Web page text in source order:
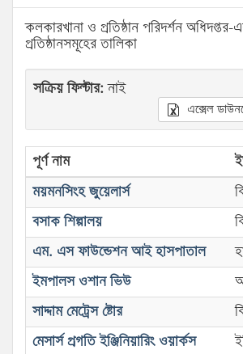
কলকারখানা ও প্রতিষ্ঠান পরিদর্শন অধিদপ্তর-
প্রতিষ্ঠানসমূহের তালিকা
সক্রিয় ফিল্টার:নাই
এক্সেল
পূর্ণ নাম
ময়মনসিংহ জুয়েলার্স
বসাক শিল্পালয়
এম. এস ফাউন্ডেশন আই হাসপাতাল
ইমপালস ওশান ভিউ
সাদ্দাম মেট্রেস ষ্টোর
মেসার্স প্রগতি ইঞ্জিনিয়ারিং ওয়ার্কস